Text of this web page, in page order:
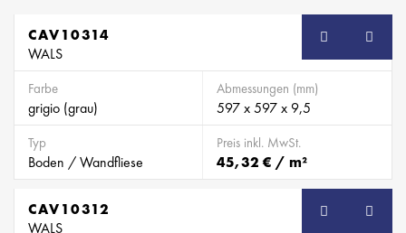
CAV10314
WALS
Farbe
grigio (grau)
Abmessungen (mm)
597 x 597 x 9,5
Typ
Boden / Wandfliese
Preis inkl. MwSt.
45,32 € / m²
CAV10312
WALS